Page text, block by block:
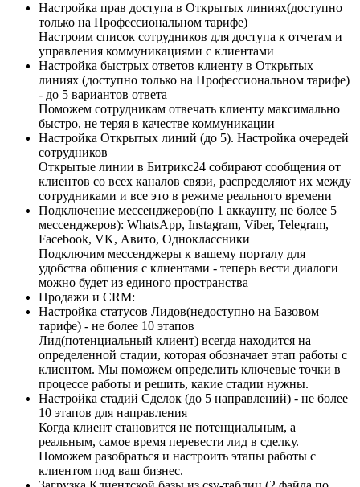
Настройка прав доступа в Открытых линиях(доступно
только на Профессиональном тарифе)
Настроим список сотрудников для доступа к отчетам и
управления коммуникациями с клиентами
Настройка быстрых ответов клиенту в Открытых
линиях (доступно только на Профессиональном тарифе)
- до 5 вариантов ответа
Поможем сотрудникам отвечать клиенту максимально
быстро, не теряя в качестве коммуникации
Настройка Открытых линий (до 5). Настройка очередей
сотрудников
Открытые линии в Битрикс24 собирают сообщения от
клиентов со всех каналов связи, распределяют их между
сотрудниками и все это в режиме реального времени
Подключение мессенджеров(по 1 аккаунту, не более 5
мессенджеров): WhatsApp, Instagram, Viber, Telegram,
Facebook, VK, Авито, Одноклассники
Подключим мессенджеры к вашему порталу для
удобства общения с клиентами - теперь вести диалоги
можно будет из единого пространства
Продажи и CRM:
Настройка статусов Лидов(недоступно на Базовом
тарифе) - не более 10 этапов
Лид(потенциальный клиент) всегда находится на
определенной стадии, которая обозначает этап работы с
клиентом. Мы поможем определить ключевые точки в
процессе работы и решить, какие стадии нужны.
Настройка стадий Сделок (до 5 направлений) - не более
10 этапов для направления
Когда клиент становится не потенциальным, а
реальным, самое время перевести лид в сделку.
Поможем разобраться и настроить этапы работы с
клиентом под ваш бизнес.